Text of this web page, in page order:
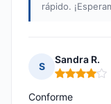
rápido.
S
Sandra R.
Nota: 4 de 5
Conforme